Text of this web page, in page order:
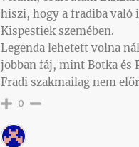
hiszi, hogy a fradiba való
Kispestiek szemében.
Legenda lehetett volna
jobban fáj, mint Botka és
Fradi szakmailag nem
0